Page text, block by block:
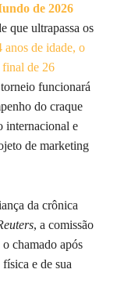
de 2026
que ultrapassa os
anos de idade, o
de 26
funcionará
do craque
internacional e
de marketing
da crônica
, a comissão
chamado após
e de sua